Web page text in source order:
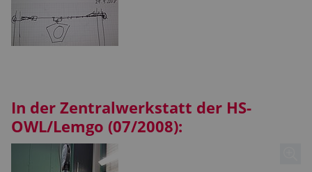
In der Zentralwerkstatt der HS-
OWL/Lemgo (07/2008):